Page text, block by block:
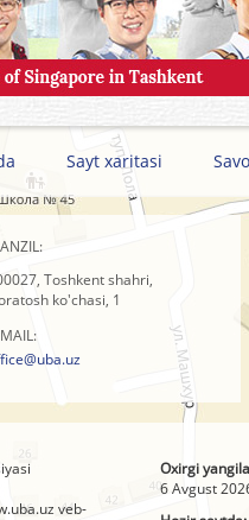
Sayt xaritasi
Toshkent shahri,
ko'chasi, 1
veb-
Oxirgi
6 Avgust